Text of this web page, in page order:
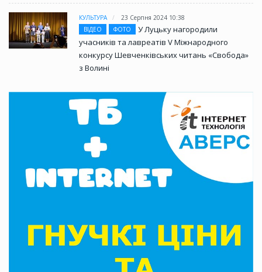
КУЛЬТУРА
23 Серпня 2024 10:38
ВІДЕО
ФОТО
У Луцьку нагородили
учасників та лавреатів V Міжнародного
конкурсу Шевченківських читань «Свобода»
з Волині